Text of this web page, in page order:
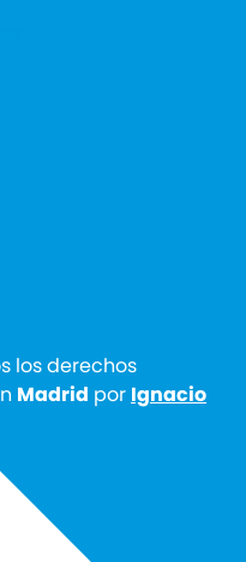
los derechos
Madrid por Ignacio